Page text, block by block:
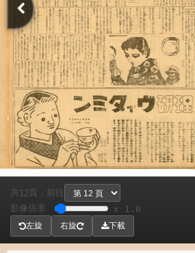
共 12頁， 前往
影像倍率
x 1.0
左旋 右旋 下載